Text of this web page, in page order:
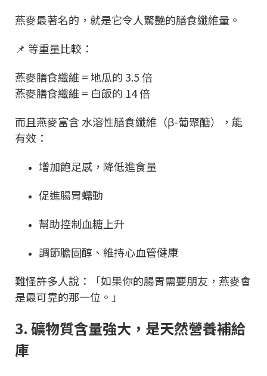
燕麥最著名的，就是它令人驚艷的膳食纖維量。
📌 等重量比較：
燕麥膳食纖維 = 地瓜的 3.5 倍
燕麥膳食纖維 = 白飯的 14 倍
而且燕麥富含 水溶性膳食纖維（β-葡聚醣），能
有效：
增加飽足感，降低進食量
促進腸胃蠕動
幫助控制血糖上升
調節膽固醇、維持心血管健康
難怪許多人說：「如果你的腸胃需要朋友，燕麥會
是最可靠的那一位。」
3. 礦物質含量強大，是天然營養補給
庫